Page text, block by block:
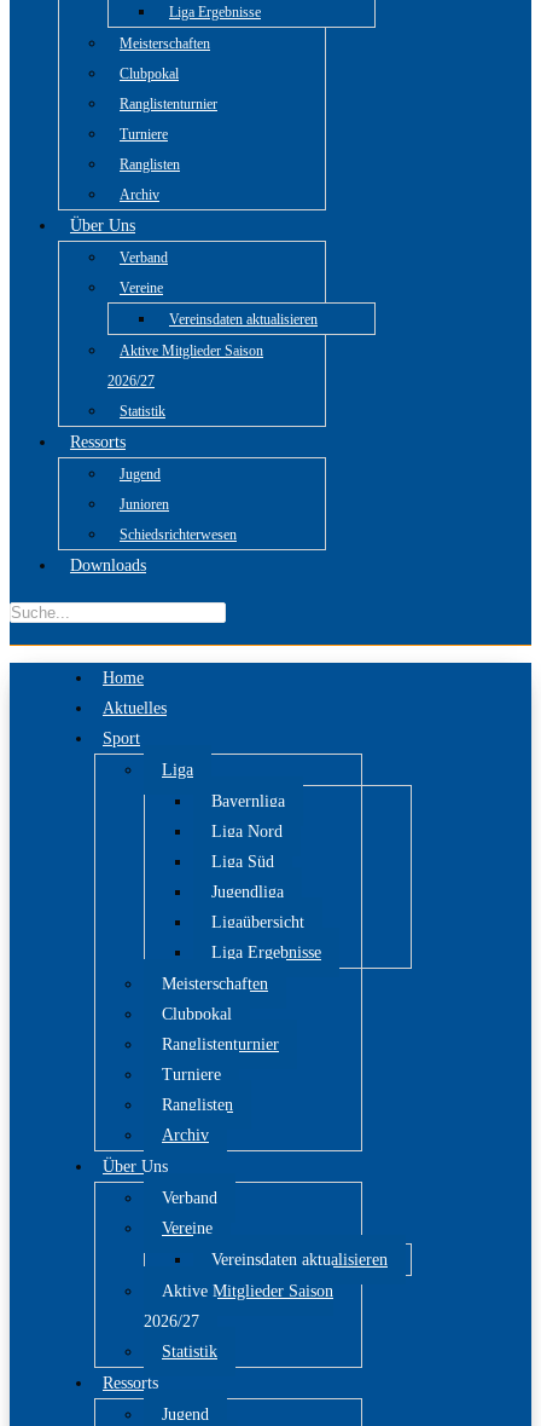
Liga Ergebnisse
Meisterschaften
Clubpokal
Ranglistenturnier
Turniere
Ranglisten
Archiv
Über Uns
Verband
Vereine
Vereinsdaten aktualisieren
Aktive Mitglieder Saison
2026/27
Statistik
Ressorts
Jugend
Junioren
Schiedsrichterwesen
Downloads
Home
Aktuelles
Sport
Liga
Bayernliga
Liga Nord
Liga Süd
Jugendliga
Ligaübersicht
Liga Ergebnisse
Meisterschaften
Clubpokal
Ranglistenturnier
Turniere
Ranglisten
Archiv
Über Uns
Verband
Vereine
Vereinsdaten aktualisieren
Aktive Mitglieder Saison
2026/27
Statistik
Ressorts
Jugend